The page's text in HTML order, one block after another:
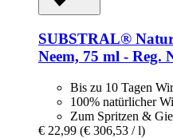
SUBSTRAL®
Neem, 75 ml -​ Reg.
Bis zu 10 Tagen
100% natürlicher
Zum Spritzen &
€ 22,99 (€ 306,53 / l)